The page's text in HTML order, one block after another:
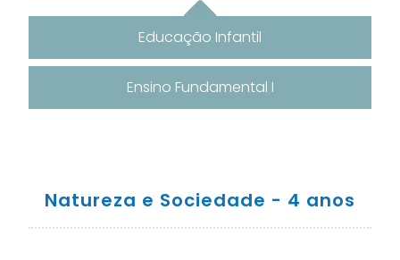
Educação Infantil
Ensino Fundamental I
Natureza e Sociedade - 4 anos